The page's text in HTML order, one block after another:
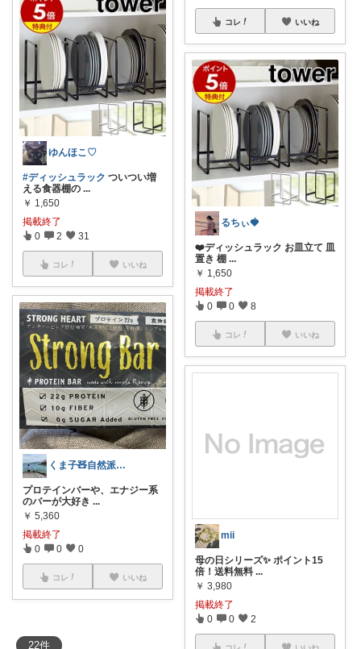
22件
ゆんほこ♡
#ディッシュラック ついつい増
える食器棚の ...
￥ 1,650
掲載終了
0 2 31
コレ いいね
くま子🧸自然派🌈ママ
プロテインバーや、エナジー系
のバーが大好き ...
￥ 5,360
掲載終了
0 0 0
コレ いいね
コレ いいね
るちぃ🍓
❤️ディッシュラック お皿立て 皿
置き 棚 ...
￥ 1,650
掲載終了
0 0 8
コレ いいね
mii
母の日シリーズ✨ ポイント15
倍！送料無料 ...
￥ 3,980
掲載終了
0 0 2